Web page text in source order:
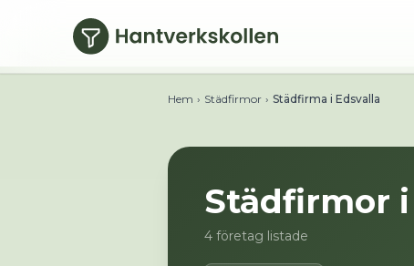
Hoppa till huvudinnehåll
Hem › Städfirmor › Städfirma i Edsvalla
Städfirmor i
4 företag listade